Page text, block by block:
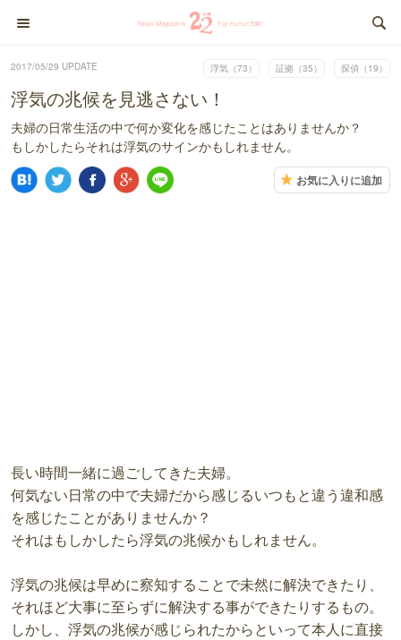
2017/05/29 UPDATE 浮気（73） 証拠（35） 探偵（19）
浮気の兆候を見逃さない！
夫婦の日常生活の中で何か変化を感じたことはありませんか？
もしかしたらそれは浮気のサインかもしれません。
お気に入りに追加
長い時間一緒に過ごしてきた夫婦。
何気ない日常の中で夫婦だから感じるいつもと違う違和感
を感じたことがありませんか？
それはもしかしたら浮気の兆候かもしれません。
浮気の兆候は早めに察知することで未然に解決できたり、
それほど大事に至らずに解決する事ができたりするもの。
しかし、浮気の兆候が感じられたからといって本人に直接